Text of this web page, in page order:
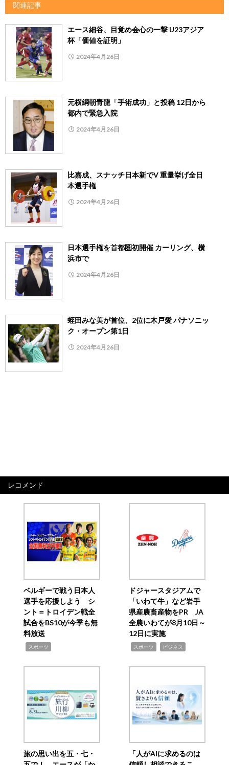
関連記事
エース細谷、目覚め会心の一撃 U23アジア
杯「価値を証明」
2024年4月26日
元横綱朝青龍「手術成功」と投稿 12日から
都内で緊急入院
2024年4月26日
比嘉成、スナッチ日本新でV 重量挙げ全日
本選手権
2024年4月26日
日本選手権を首都圏初開催 カーリング、横
浜市で
2024年4月26日
蛭田みな美が首位、2位に木戸愛 パナソニッ
ク・オープン第1日
2024年4月26日
レコメンド
ベルギーで戦う日本人
選手を応援しよう シ
ント＝トロイデン戦全
試合をBS10が今季も無
料放送
スポーツ
ドジャースタジアムで
「いわて牛」など岩手
県産農畜産物をPR JA
全農いわてが8月10日～
12日に実施
スポーツ ビジネス
旅の思い出を五・七・
「人がAIに求めるのは